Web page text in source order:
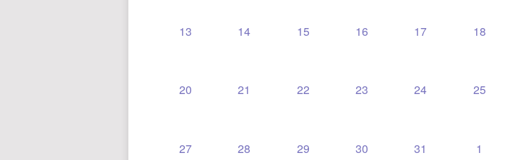
0
13
0
14
0
15
0
16
0
17
0
18
0
20
0
21
0
22
0
23
0
24
0
25
0
27
0
28
0
29
0
30
0
31
0
1